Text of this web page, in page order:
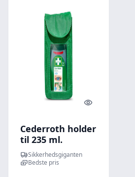
Quick look
Cederroth holder
til 235 ml.
øjenskyllevæske
| Førstehjælp |
Sikkerhedsgiganten
Bedste pris